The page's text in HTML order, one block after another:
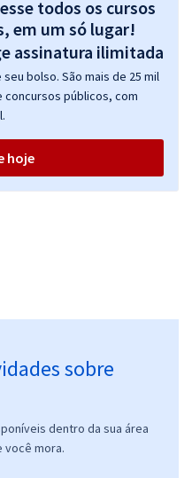
todos os cursos
em um só lugar!
bolso. São mais de 25 mil
públicos, com
hoje
sobre
dentro da sua área
você mora.